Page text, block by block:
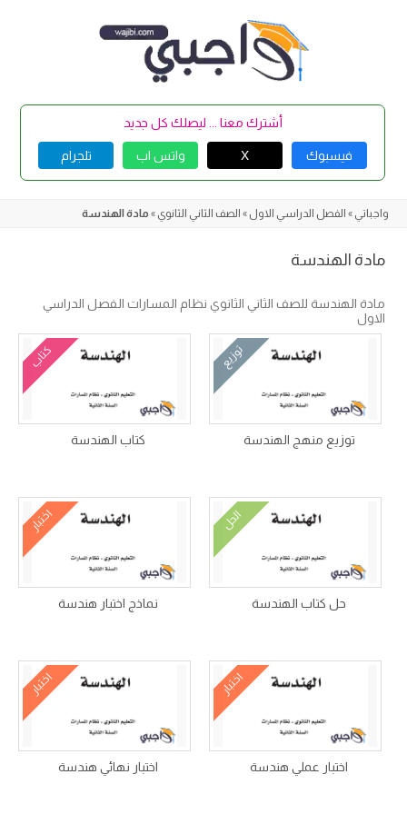
أشترك معنا ... ليصلك كل جديد
فيسبوك X واتس اب تلجرام
واجباتي » الفصل الدراسي الاول » الصف الثاني الثانوي » مادة الهندسة
مادة الهندسة
مادة الهندسة للصف الثاني الثانوي نظام المسارات الفصل الدراسي
الاول
توزيع
توزيع منهج الهندسة
كتاب
كتاب الهندسة
الحل
حل كتاب الهندسة
اختبار
نماذج اختبار هندسة
اختبار
اختبار عملي هندسة
اختبار
اختبار نهائي هندسة